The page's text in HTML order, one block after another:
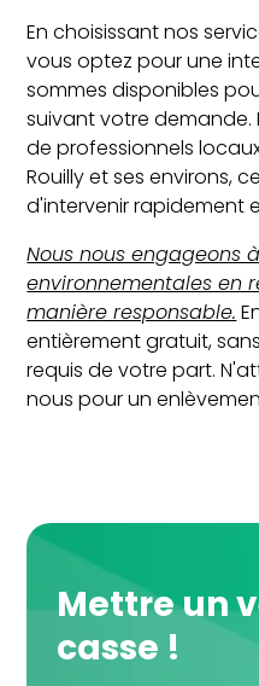
En choisissant nos
vous optez pour une
sommes disponibles
suivant votre
de professionnels
Rouilly et ses environs,
d'intervenir rapidement
Nous nous engageons
environnementales en
manière responsable.
entièrement gratuit,
requis de votre part.
nous pour un
Mettre un véhicule à la
casse !